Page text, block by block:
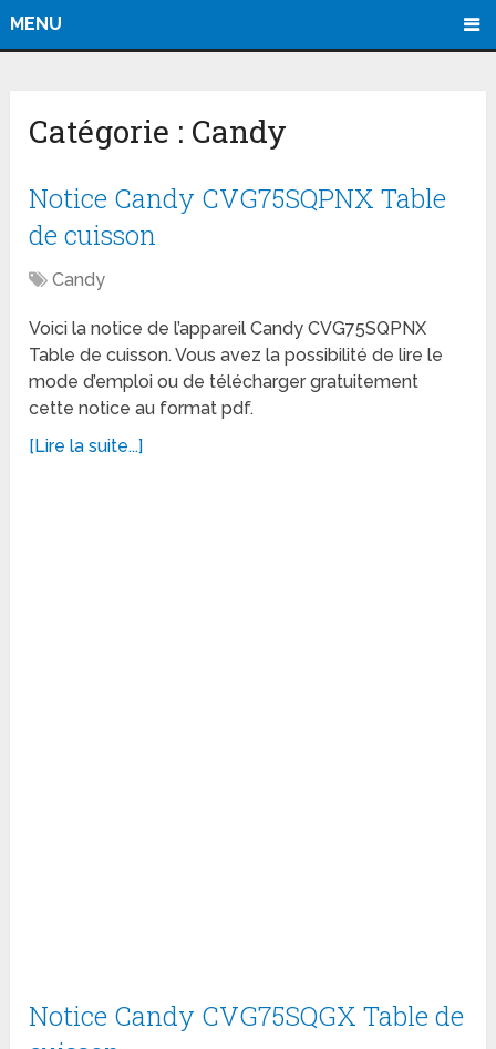
MENU
Catégorie : Candy
Notice Candy CVG75SQPNX Table
de cuisson
Candy
Voici la notice de l’appareil Candy CVG75SQPNX
Table de cuisson. Vous avez la possibilité de lire le
mode d’emploi ou de télécharger gratuitement
cette notice au format pdf.
[Lire la suite...]
Notice Candy CVG75SQGX Table de